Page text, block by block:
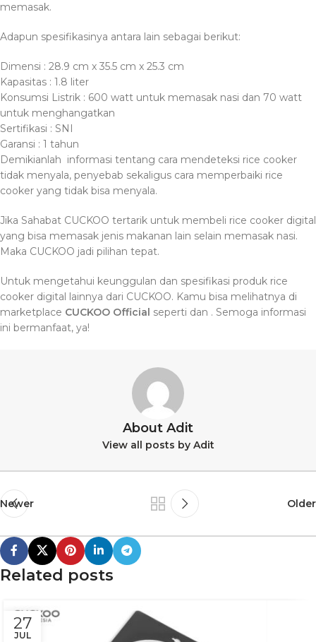
memasak.
Adapun spesifikasinya antara lain sebagai berikut:
Dimensi : 28.9 cm x 35.5 cm x 25.3 cm
Kapasitas : 1.8 liter
Konsumsi Listrik : 600 watt untuk memasak nasi dan 70 watt
untuk menghangatkan
Sertifikasi : SNI
Garansi : 1 tahun
Demikianlah informasi tentang cara mendeteksi rice cooker
tidak menyala, penyebab sekaligus cara memperbaiki rice
cooker yang tidak bisa menyala.
Jika Sahabat CUCKOO tertarik untuk membeli rice cooker digital
yang bisa memasak jenis makanan lain selain memasak nasi.
Maka CUCKOO jadi pilihan tepat.
Untuk mengetahui keunggulan dan spesifikasi produk rice
cooker digital lainnya dari CUCKOO. Kamu bisa melihatnya di
marketplace CUCKOO Official seperti dan . Semoga informasi
ini bermanfaat, ya!
About Adit
View all posts by Adit
Newer Older
Related posts
27
JUL